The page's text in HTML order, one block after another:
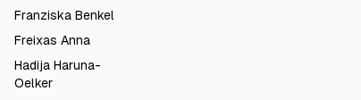
Franziska Benkel
Freixas Anna
Hadija Haruna-
Oelker